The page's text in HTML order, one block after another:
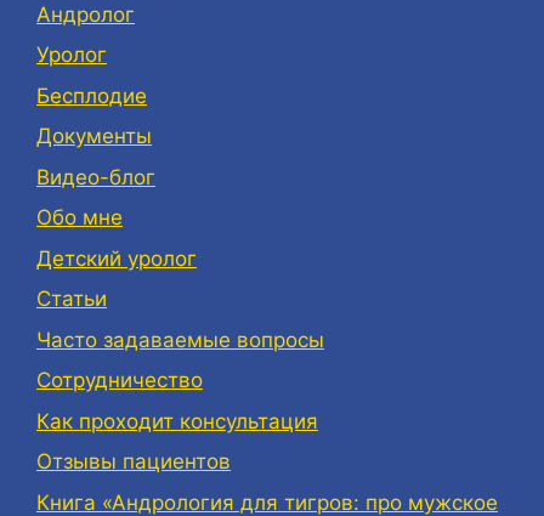
Андролог
Уролог
Бесплодие
Документы
Видео-блог
Обо мне
Детский уролог
Статьи
Часто задаваемые вопросы
Сотрудничество
Как проходит консультация
Отзывы пациентов
Книга «Андрология для тигров: про мужское